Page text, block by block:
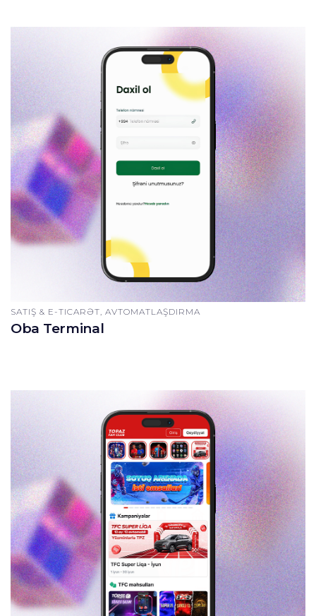
SATIŞ & E-TICARƏT, AVTOMATLAŞDIRMA
Oba Terminal